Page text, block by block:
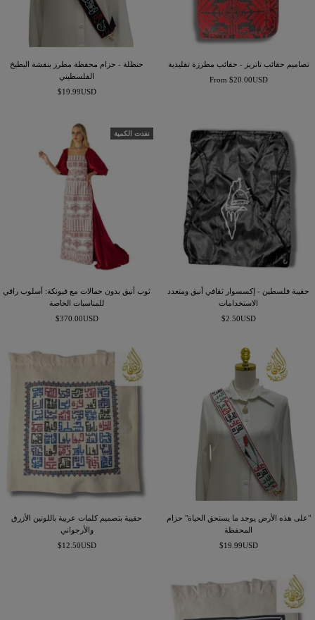
تصاميم حقائب تاتريز - حقائب مطرزة تقليدية
السعر
From $20.00USD
حنظلة - حزام محفظة مطرز بنقشة البطيخ
الفلسطيني
السعر
$19.99USD
حقيبة فلسطين - إكسسوار ثقافي أنيق ومتعدد
الاستخدامات
السعر
$2.50USD
نفدت الكمية
ثوب أنيق بدون حمالات مع فيونكة: أسلوب راقي
للمناسبات الخاصة
السعر
$370.00USD
"على هذه الأرض يوجد ما يستحق الحياة" حزام
المحفظة
السعر
$19.99USD
حقيبة بتصميم كلمات عربية باللونين الأزرق
والأرجواني
السعر
$12.50USD